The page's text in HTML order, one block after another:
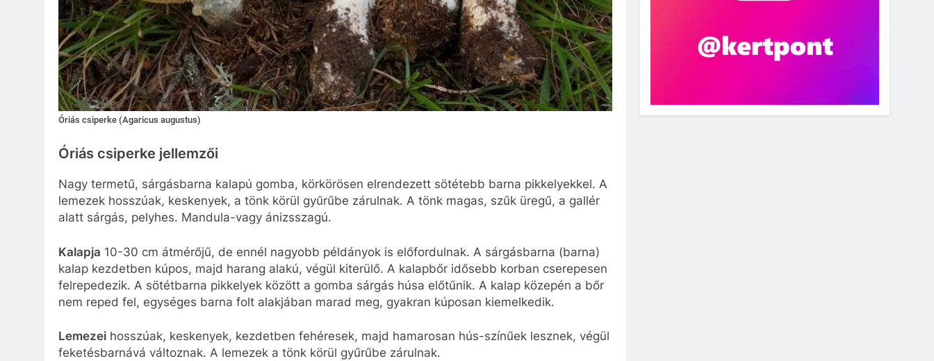
Óriás csiperke (Agaricus augustus)
Óriás csiperke jellemzői
Nagy termetű, sárgásbarna kalapú gomba, körkörösen elrendezett sötétebb barna pikkelyekkel. A
lemezek hosszúak, keskenyek, a tönk körül gyűrűbe zárulnak. A tönk magas, szűk üregű, a gallér
alatt sárgás, pelyhes. Mandula-vagy ánizsszagú.
Kalapja 10-30 cm átmérőjű, de ennél nagyobb példányok is előfordulnak. A sárgásbarna (barna)
kalap kezdetben kúpos, majd harang alakú, végül kiterülő. A kalapbőr idősebb korban cserepesen
felrepedezik. A sötétbarna pikkelyek között a gomba sárgás húsa előtűnik. A kalap közepén a bőr
nem reped fel, egységes barna folt alakjában marad meg, gyakran kúposan kiemelkedik.
Lemezei hosszúak, keskenyek, kezdetben fehéresek, majd hamarosan hús-színűek lesznek, végül
feketésbarnává változnak. A lemezek a tönk körül gyűrűbe zárulnak.